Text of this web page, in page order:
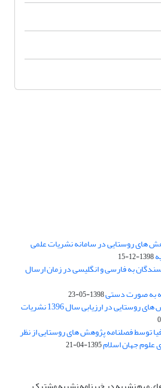
های روستایی در سامانه نشریات علمی
1398-12-15
به فارسی و انگلیسی در زمان ارسال
به صورت دستی1398-05-23
کسب رتبه A فصلنامه پژوهش های روستایی در ارزیابی سال 1396 نشریات
توسط فصلنامه پژوهش های روستایی از نظر
علوم جهان اسلام1395-04-21